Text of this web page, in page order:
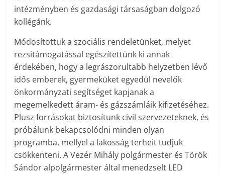
intézményben és gazdasági társaságban dolgozó
kollégánk.
Módosítottuk a szociális rendeletünket, melyet
rezsitámogatással egészítettünk ki annak
érdekében, hogy a legrászorultabb helyzetben lévő
idős emberek, gyermeküket egyedül nevelők
önkormányzati segítséget kapjanak a
megemelkedett áram- és gázszámláik kifizetéséhez.
Plusz forrásokat biztosítunk civil szervezeteknek, és
próbálunk bekapcsolódni minden olyan
programba, mellyel a lakosság terheit tudjuk
csökkenteni. A Vezér Mihály polgármester és Török
Sándor alpolgármester által menedzselt LED